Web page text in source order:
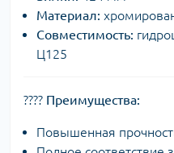
Материал:
Совместимость:
Ц125
???? Преимущества:
Повышенная